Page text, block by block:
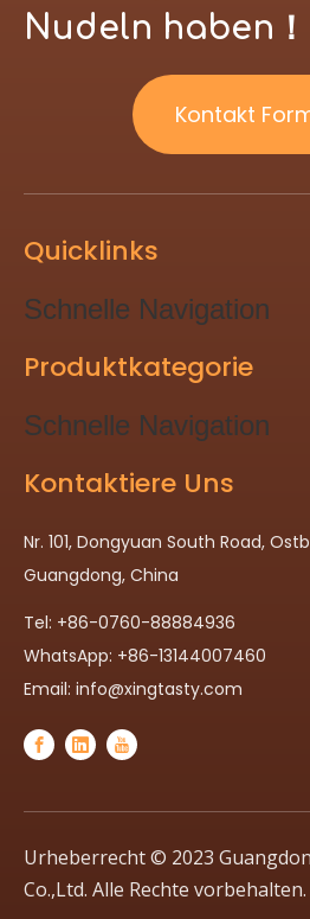
Nudeln haben！
Kontakt
Quicklinks
Schnelle Navigation
Produktkategorie
Schnelle Navigation
Kontaktiere Uns
Nr. 101, Dongyuan South Road,
Guangdong, China
Tel: +86-0760-88884936
WhatsApp: +86-13144007460
Email: info@xingtasty.com
Urheberrecht © 2023
Co.,Ltd. Alle Rechte vorbehalten.